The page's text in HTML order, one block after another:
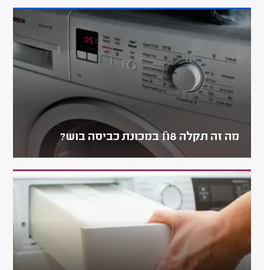
מה זה תקלה f18 במכונת כביסה בוש?